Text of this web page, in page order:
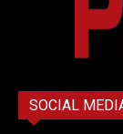
SOCIAL